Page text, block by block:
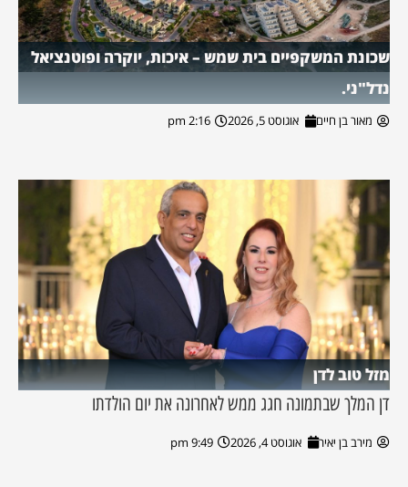
שכונת המשקפיים בית שמש – איכות, יוקרה ופוטנציאל
נדל"ני.
מאור בן חיים אוגוסט 5, 2026 2:16 pm
מזל טוב לדן
דן המלך שבתמונה חגג ממש לאחרונה את יום הולדתו
מירב בן יאיר אוגוסט 4, 2026 9:49 pm